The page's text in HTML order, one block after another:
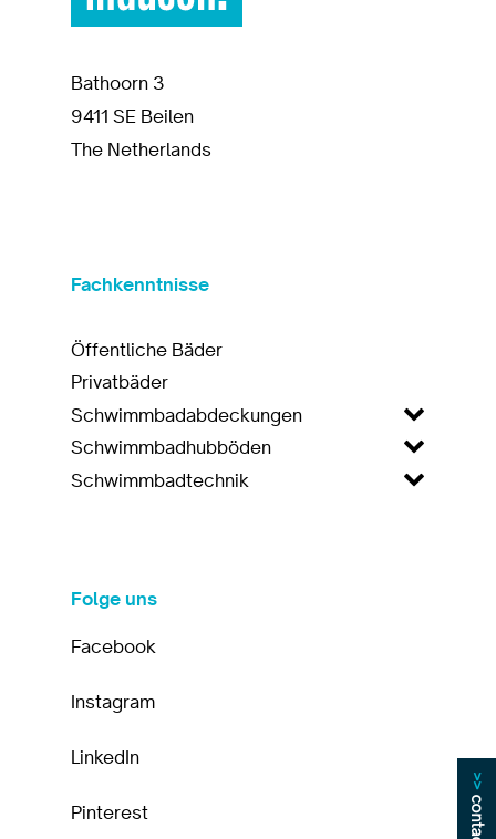
>>
contact
Bathoorn 3
9411 SE Beilen
The Netherlands
Fachkenntnisse
Öffentliche Bäder
Privatbäder
Schwimmbadabdeckungen
Schwimmbadhubböden
Schwimmbadtechnik
Folge uns
Facebook
Instagram
LinkedIn
Pinterest